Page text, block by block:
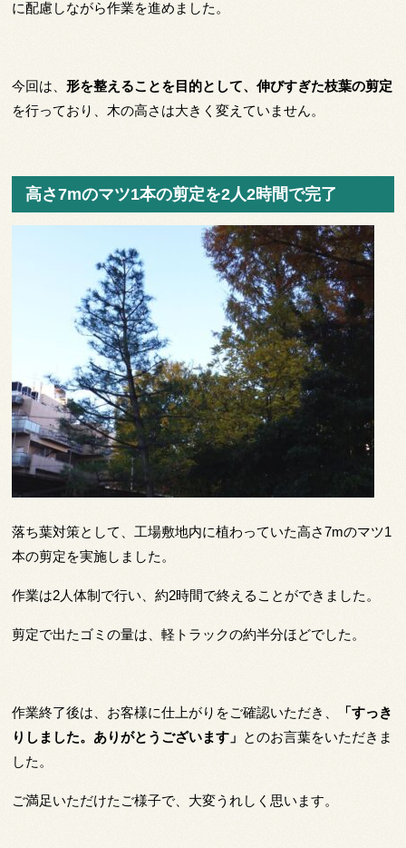
に配慮しながら作業を進めました。
今回は、形を整えることを目的として、伸びすぎた枝葉の剪定
を行っており、木の高さは大きく変えていません。
高さ7mのマツ1本の剪定を2人2時間で完了
落ち葉対策として、工場敷地内に植わっていた高さ7mのマツ1
本の剪定を実施しました。
作業は2人体制で行い、約2時間で終えることができました。
剪定で出たゴミの量は、軽トラックの約半分ほどでした。
作業終了後は、お客様に仕上がりをご確認いただき、
「すっき
りしました。ありがとうございます」 とのお言葉をいただきま
した。
ご満足いただけたご様子で、大変うれしく思います。